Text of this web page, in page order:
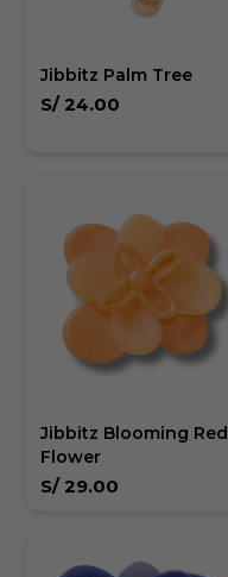
Jibbitz Palm Tree
S/ 24.00
Jibbitz Blooming Red
Flower
S/ 29.00